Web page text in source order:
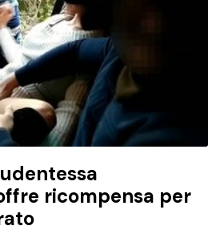
ricompensa per